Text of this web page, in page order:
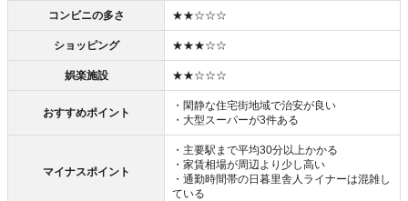
コンビニの多さ ★★☆☆☆
ショッピング ★★★☆☆
娯楽施設 ★★☆☆☆
おすすめポイント
・閑静な住宅街地域で治安が良い
・大型スーパーが3件ある
マイナスポイント
・主要駅まで平均30分以上かかる
・家賃相場が周辺より少し高い
・通勤時間帯の日暮里舎人ライナーは混雑し
ている